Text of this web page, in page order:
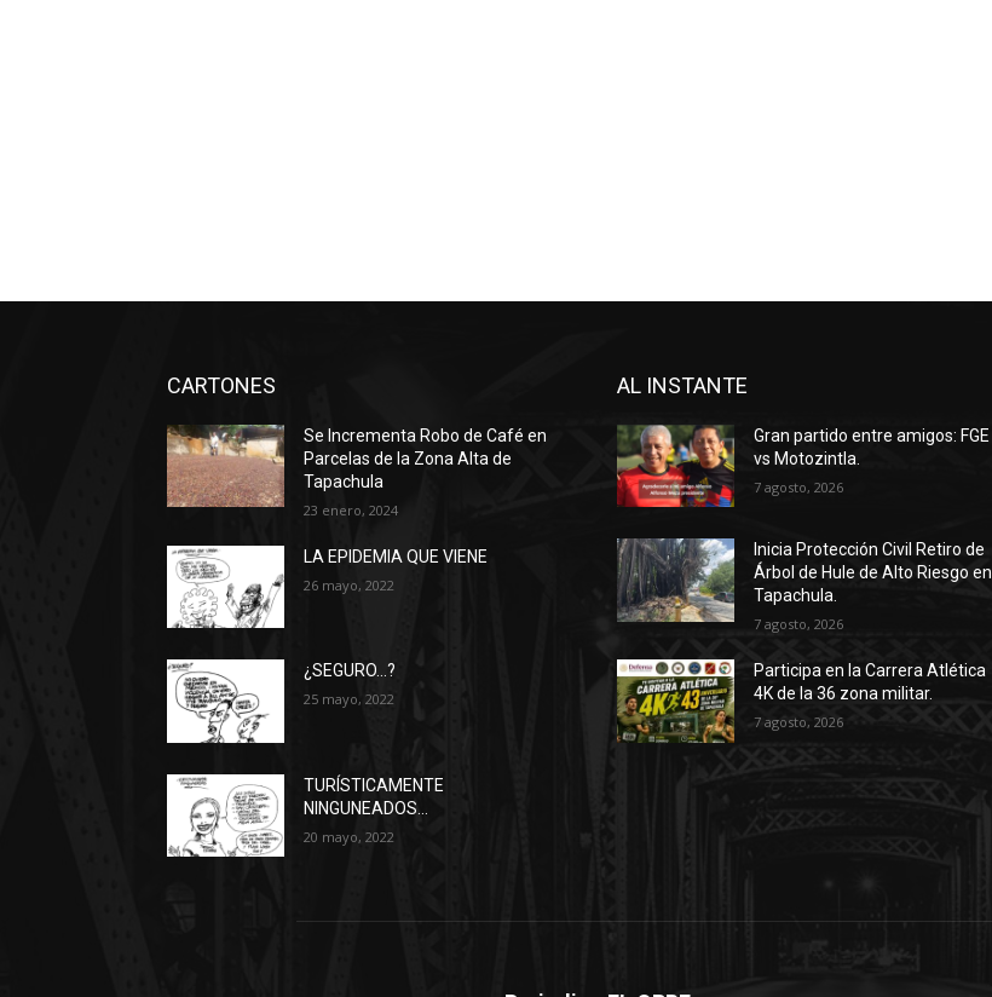
CARTONES
Se Incrementa Robo de Café en
Parcelas de la Zona Alta de
Tapachula
23 enero, 2024
LA EPIDEMIA QUE VIENE
26 mayo, 2022
¿SEGURO…?
25 mayo, 2022
TURÍSTICAMENTE
NINGUNEADOS…
20 mayo, 2022
AL INSTANTE
Gran partido entre amigos: FGE
vs Motozintla.
7 agosto, 2026
Inicia Protección Civil Retiro de
Árbol de Hule de Alto Riesgo en
Tapachula.
7 agosto, 2026
Participa en la Carrera Atlética
4K de la 36 zona militar.
7 agosto, 2026